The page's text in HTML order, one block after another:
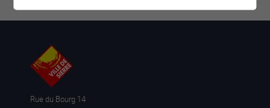
Rue du Bourg 14